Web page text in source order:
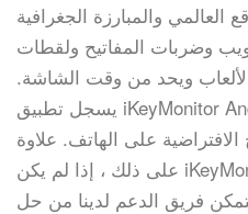
العالمي والمبارزة الجغرافية
وضربات المفاتيح ولقطات
ويحد من وقت الشاشة.
يسجل تطبيق iKeyMonitor Android / iPhone Spy أي أحرف
الافتراضية على الهاتف. علاوة
على ذلك ، إذا لم يكن iKeyMonitor متاحًا على جهازك خلال
فريق الدعم لدينا من حل